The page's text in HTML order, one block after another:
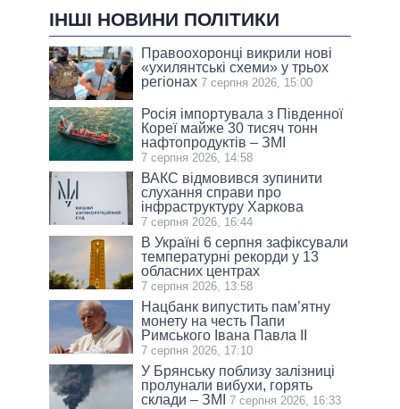
ІНШІ НОВИНИ ПОЛІТИКИ
Правоохоронці викрили нові
«ухилянтські схеми» у трьох
регіонах 7 серпня 2026, 15:00
Росія імпортувала з Південної
Кореї майже 30 тисяч тонн
нафтопродуктів – ЗМІ
7 серпня 2026, 14:58
ВАКС відмовився зупинити
слухання справи про
інфраструктуру Харкова
7 серпня 2026, 16:44
В Україні 6 серпня зафіксували
температурні рекорди у 13
обласних центрах
7 серпня 2026, 13:58
Нацбанк випустить пам’ятну
монету на честь Папи
Римського Івана Павла II
7 серпня 2026, 17:10
У Брянську поблизу залізниці
пролунали вибухи, горять
склади – ЗМІ
7 серпня 2026, 16:33